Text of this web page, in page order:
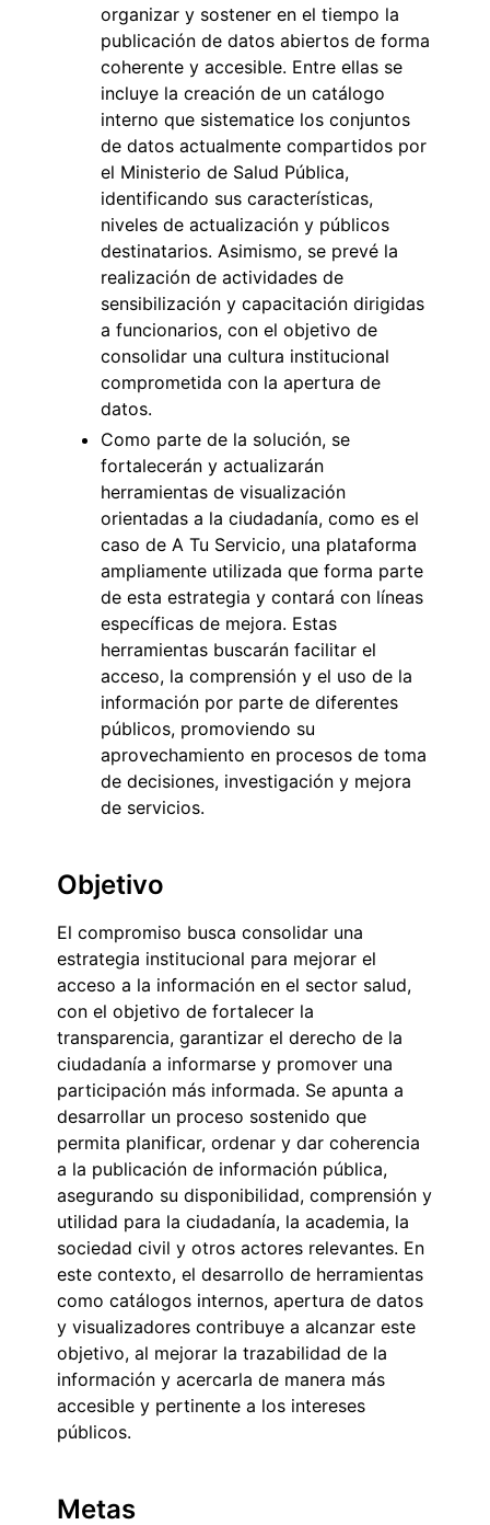
organizar y sostener en el tiempo la
publicación de datos abiertos de forma
coherente y accesible. Entre ellas se
incluye la creación de un catálogo
interno que sistematice los conjuntos
de datos actualmente compartidos por
el Ministerio de Salud Pública,
identificando sus características,
niveles de actualización y públicos
destinatarios. Asimismo, se prevé la
realización de actividades de
sensibilización y capacitación dirigidas
a funcionarios, con el objetivo de
consolidar una cultura institucional
comprometida con la apertura de
datos.
Como parte de la solución, se
fortalecerán y actualizarán
herramientas de visualización
orientadas a la ciudadanía, como es el
caso de A Tu Servicio, una plataforma
ampliamente utilizada que forma parte
de esta estrategia y contará con líneas
específicas de mejora. Estas
herramientas buscarán facilitar el
acceso, la comprensión y el uso de la
información por parte de diferentes
públicos, promoviendo su
aprovechamiento en procesos de toma
de decisiones, investigación y mejora
de servicios.
Objetivo
El compromiso busca consolidar una
estrategia institucional para mejorar el
acceso a la información en el sector salud,
con el objetivo de fortalecer la
transparencia, garantizar el derecho de la
ciudadanía a informarse y promover una
participación más informada. Se apunta a
desarrollar un proceso sostenido que
permita planificar, ordenar y dar coherencia
a la publicación de información pública,
asegurando su disponibilidad, comprensión y
utilidad para la ciudadanía, la academia, la
sociedad civil y otros actores relevantes. En
este contexto, el desarrollo de herramientas
como catálogos internos, apertura de datos
y visualizadores contribuye a alcanzar este
objetivo, al mejorar la trazabilidad de la
información y acercarla de manera más
accesible y pertinente a los intereses
públicos.
Metas